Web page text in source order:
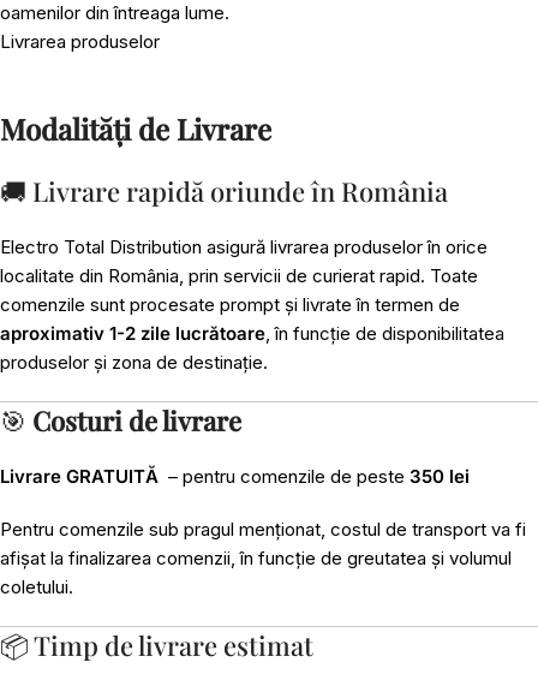
oamenilor din întreaga lume.
Livrarea produselor
Modalități de Livrare
🚚 Livrare rapidă oriunde în România
Electro Total Distribution asigură livrarea produselor în orice
localitate din România, prin servicii de curierat rapid. Toate
comenzile sunt procesate prompt și livrate în termen de
aproximativ 1-2 zile lucrătoare, în funcție de disponibilitatea
produselor și zona de destinație.
🎯 Costuri de livrare
Livrare GRATUITĂ – pentru comenzile de peste 350 lei
Pentru comenzile sub pragul menționat, costul de transport va fi
afișat la finalizarea comenzii, în funcție de greutatea și volumul
coletului.
📦 Timp de livrare estimat